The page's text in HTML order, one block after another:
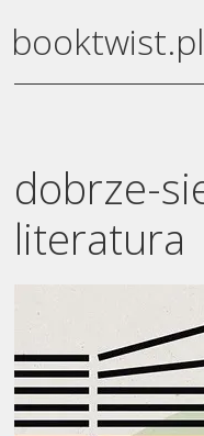
booktwist.pl
dobrze-
literatura